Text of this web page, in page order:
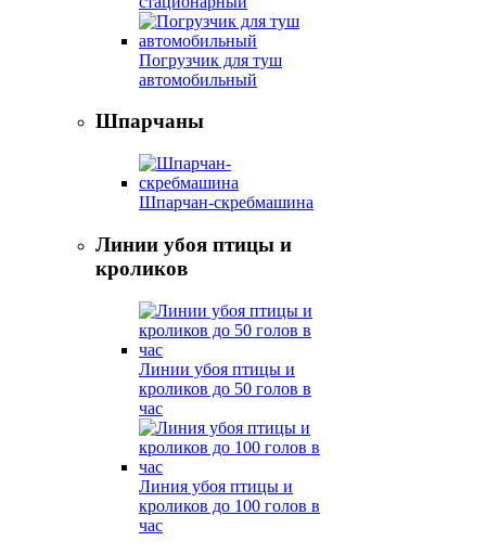
Погрузчик для туш
автомобильный
Шпарчаны
Шпарчан-скребмашина
Линии убоя птицы и
кроликов
Линии убоя птицы и
кроликов до 50 голов в
час
Линия убоя птицы и
кроликов до 100 голов в
час